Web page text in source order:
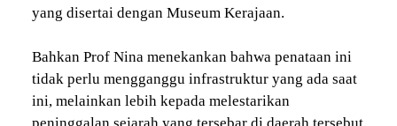
yang disertai dengan Museum Kerajaan.
Bahkan Prof Nina menekankan bahwa penataan ini
tidak perlu mengganggu infrastruktur yang ada saat
ini, melainkan lebih kepada melestarikan